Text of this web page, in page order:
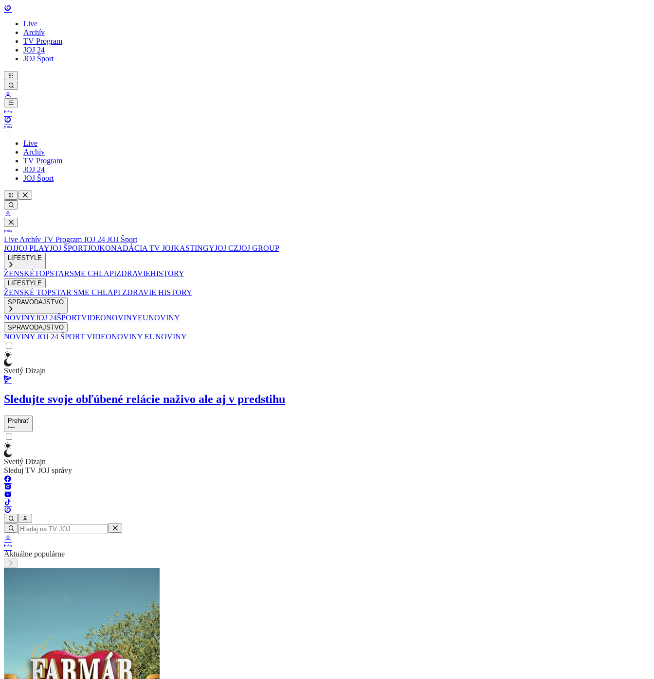
Live
Archív
TV Program
JOJ 24
JOJ Šport
Live
Archív
TV Program
JOJ 24
JOJ Šport
Live Archív TV Program JOJ 24 JOJ Šport
JOJJOJ PLAYJOJ ŠPORTJOJKONADÁCIA TV JOJKASTINGYJOJ CZJOJ GROUP
LIFESTYLE
ŽENSKÉTOPSTARSME CHLAPIZDRAVIEHISTORY
LIFESTYLE
ŽENSKÉ TOPSTAR SME CHLAPI ZDRAVIE HISTORY
SPRAVODAJSTVO
NOVINYJOJ 24ŠPORTVIDEONOVINYEUNOVINY
SPRAVODAJSTVO
NOVINY JOJ 24 ŠPORT VIDEONOVINY EUNOVINY
Svetlý Dizajn
Sledujte svoje obľúbené relácie naživo ale aj v predstihu
Prehrať
Svetlý Dizajn
Sleduj TV JOJ správy
Aktuálne populárne